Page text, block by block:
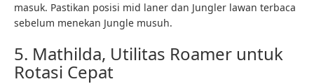
masuk. Pastikan posisi mid laner dan Jungler lawan terbaca
sebelum menekan Jungle musuh.
5. Mathilda, Utilitas Roamer untuk
Rotasi Cepat